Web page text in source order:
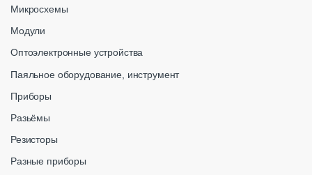
Микросхемы
Модули
Оптоэлектронные устройства
Паяльное оборудование, инструмент
Приборы
Разьёмы
Резисторы
Разные приборы